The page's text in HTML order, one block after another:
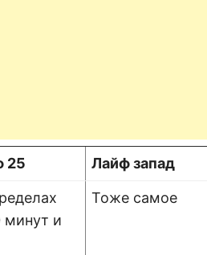
25 Лайф запад
минут и
Тоже самое